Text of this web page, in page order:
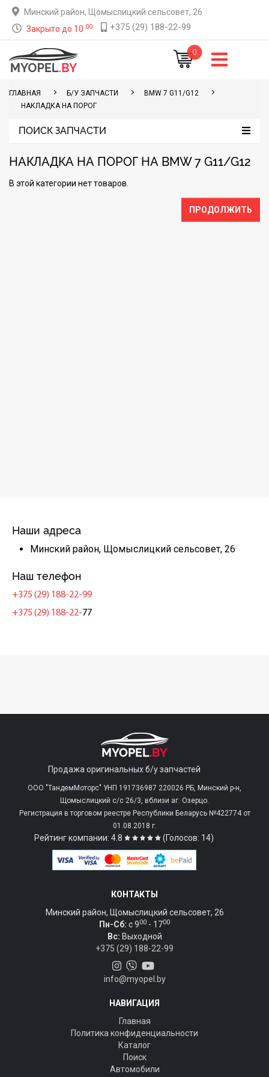
Минский район, Щомыслицкий сельсовет, 26
Закрыто до 10 00 +375 (29) 188-22-99
0
ГЛАВНАЯ Б/У ЗАПЧАСТИ
BMW 7 G11/G12
НАКЛАДКА НА ПОРОГ
ПОИСК ЗАПЧАСТИ
НАКЛАДКА НА ПОРОГ НА BMW 7 G11/G12
В этой категории нет товаров.
ПРОДОЛЖИТЬ
Наши адреса
Минский район, Щомыслицкий сельсовет, 26
Наш телефон
+375 (29) 188-22-99
+375 (29) 188-22-77
Продажа оригинальных б/у запчастей
ООО "ТандемМоторс" УНП 191736987 220026 РБ, Минский р-н,
Щомыслицкий с/c 26/3, вблизи аг. Озерцо.
Регистрация в торговом реестре Республики Беларусь №422774 от
01.08.2018 г.
Рейтинг компании: 4.8 (Голосов: 14)
КОНТАКТЫ
Минский район, Щомыслицкий сельсовет, 26
Пн-Сб: c 900 - 1700
Вс: Выходной
+375 (29) 188-22-99
info@myopel.by
НАВИГАЦИЯ
Главная
Политика конфиденциальности
Каталог
Поиск
Автомобили